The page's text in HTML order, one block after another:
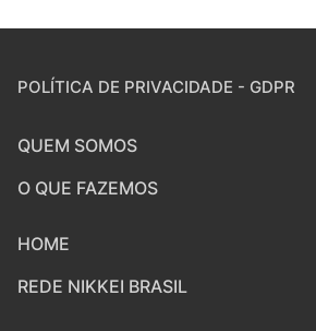
POLÍTICA DE PRIVACIDADE - GDPR
QUEM SOMOS
O QUE FAZEMOS
HOME
REDE NIKKEI BRASIL